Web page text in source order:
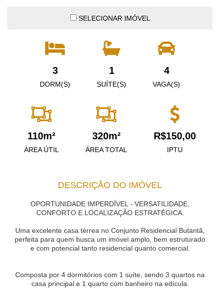
SELECIONAR IMÓVEL
3
DORM(S)
1
SUÍTE(S)
4
VAGA(S)
110m²
ÁREA ÚTIL
320m²
ÁREA TOTAL
R$150,00
IPTU
DESCRIÇÃO DO IMÓVEL
OPORTUNIDADE IMPERDÍVEL - VERSATILIDADE,
CONFORTO E LOCALIZAÇÃO ESTRATÉGICA.
Uma excelente casa térrea no Conjunto Residencial Butantã,
perfeita para quem busca um imóvel amplo, bem estruturado
e com potencial tanto residencial quanto comercial.
Composta por 4 dormitórios com 1 suíte, sendo 3 quartos na
casa principal e 1 quarto com banheiro na edícula.